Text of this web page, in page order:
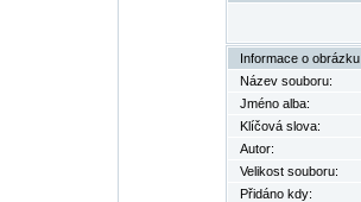
Informace o obrázku
Název souboru:
Jméno alba:
Klíčová slova:
Autor:
Velikost souboru:
Přidáno kdy: